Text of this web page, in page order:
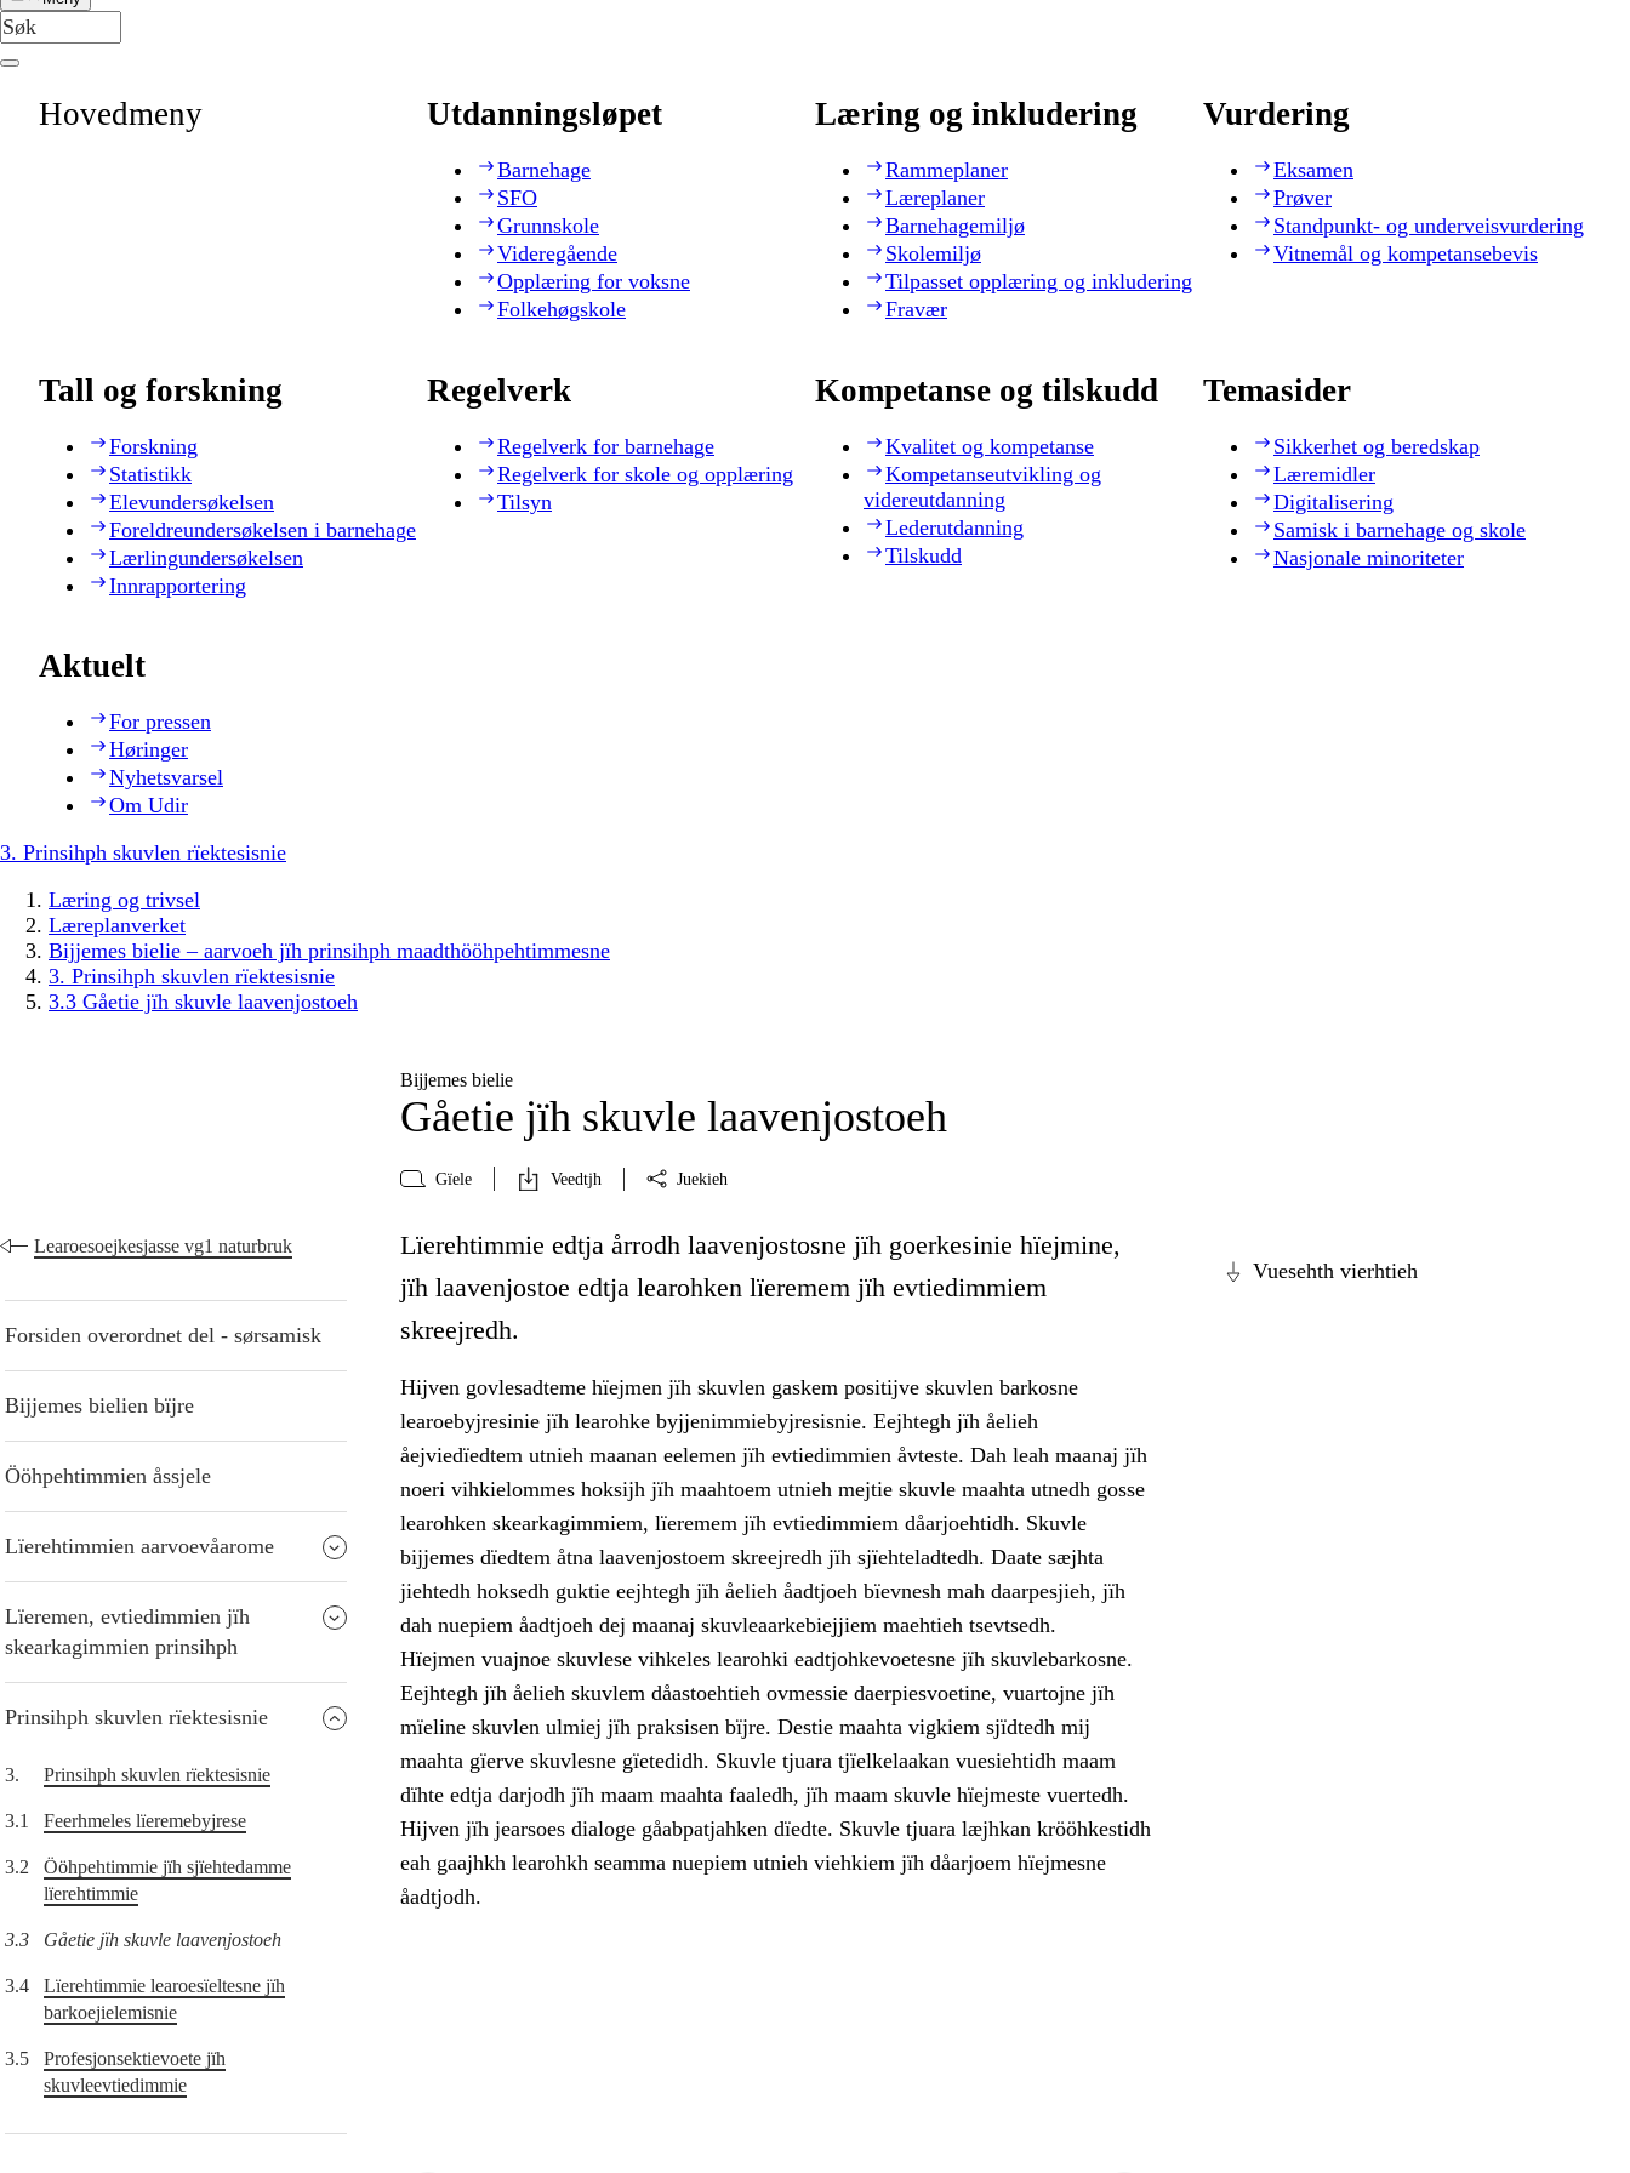
Hovedmeny Utdanningsløpet
Barnehage
SFO
Grunnskole
Videregående
Opplæring for voksne
Folkehøgskole
Læring og inkludering
Rammeplaner
Læreplaner
Barnehagemiljø
Skolemiljø
Tilpasset opplæring og inkludering
Fravær
Vurdering
Eksamen
Prøver
Standpunkt- og underveisvurdering
Vitnemål og kompetansebevis
Tall og forskning
Forskning
Statistikk
Elevundersøkelsen
Foreldreundersøkelsen i barnehage
Lærlingundersøkelsen
Innrapportering
Regelverk
Regelverk for barnehage
Regelverk for skole og opplæring
Tilsyn
Kompetanse og tilskudd
Kvalitet og kompetanse
Kompetanseutvikling og
videreutdanning
Lederutdanning
Tilskudd
Temasider
Sikkerhet og beredskap
Læremidler
Digitalisering
Samisk i barnehage og skole
Nasjonale minoriteter
Aktuelt
For pressen
Høringer
Nyhetsvarsel
Om Udir
3. Prinsihph skuvlen rïektesisnie
Læring og trivsel
Læreplanverket
Bijjemes bielie – aarvoeh jïh prinsihph maadthööhpehtimmesne
3. Prinsihph skuvlen rïektesisnie
3.3 Gåetie jïh skuvle laavenjostoeh
Bijjemes bielie
Gåetie jïh skuvle laavenjostoeh
Gïele Veedtjh Juekieh
Learoesoejkesjasse vg1 naturbruk
Forsiden overordnet del - sørsamisk
Bijjemes bielien bïjre
Ööhpehtimmien åssjele
Lïerehtimmien aarvoevåarome
Lïeremen, evtiedimmien jïh
skearkagimmien prinsihph
Prinsihph skuvlen rïektesisnie
3. Prinsihph skuvlen rïektesisnie
3.1 Feerhmeles lïeremebyjrese
3.2
Ööhpehtimmie jïh sjïehtedamme
lïerehtimmie
3.3 Gåetie jïh skuvle laavenjostoeh
3.4
Lïerehtimmie learoesïeltesne jïh
barkoejielemisnie
3.5
Profesjonsektievoete jïh
skuvleevtiedimmie
Vuesehth vierhtieh
Lïerehtimmie edtja årrodh laavenjostosne jïh goerkesinie hïejmine,
jïh laavenjostoe edtja learohken lïeremem jïh evtiedimmiem
skreejredh.
Hijven govlesadteme hïejmen jïh skuvlen gaskem positijve skuvlen barkosne
learoebyjresinie jïh learohke byjjenimmiebyjresisnie. Eejhtegh jïh åelieh
åejviedïedtem utnieh maanan eelemen jïh evtiedimmien åvteste. Dah leah maanaj jïh
noeri vihkielommes hoksijh jïh maahtoem utnieh mejtie skuvle maahta utnedh gosse
learohken skearkagimmiem, lïeremem jïh evtiedimmiem dåarjoehtidh. Skuvle
bijjemes dïedtem åtna laavenjostoem skreejredh jïh sjïehteladtedh. Daate sæjhta
jiehtedh hoksedh guktie eejhtegh jïh åelieh åadtjoeh bïevnesh mah daarpesjieh, jïh
dah nuepiem åadtjoeh dej maanaj skuvleaarkebiejjiem maehtieh tsevtsedh.
Hïejmen vuajnoe skuvlese vihkeles learohki eadtjohkevoetesne jïh skuvlebarkosne.
Eejhtegh jïh åelieh skuvlem dåastoehtieh ovmessie daerpiesvoetine, vuartojne jïh
mïeline skuvlen ulmiej jïh praksisen bïjre. Destie maahta vigkiem sjïdtedh mij
maahta gïerve skuvlesne gïetedidh. Skuvle tjuara tjïelkelaakan vuesiehtidh maam
dïhte edtja darjodh jïh maam maahta faaledh, jïh maam skuvle hïejmeste vuertedh.
Hijven jïh jearsoes dialoge gåabpatjahken dïedte. Skuvle tjuara læjhkan krööhkestidh
eah gaajhkh learohkh seamma nuepiem utnieh viehkiem jïh dåarjoem hïejmesne
åadtjodh.